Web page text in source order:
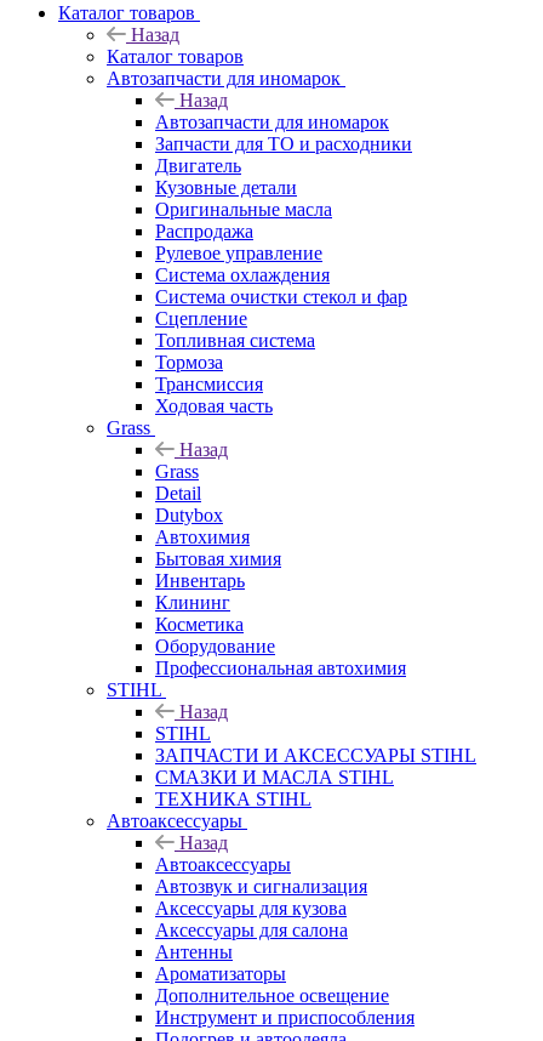
Каталог товаров
Назад
Каталог товаров
Автозапчасти для иномарок
Назад
Автозапчасти для иномарок
Запчасти для ТО и расходники
Двигатель
Кузовные детали
Оригинальные масла
Распродажа
Рулевое управление
Система охлаждения
Система очистки стекол и фар
Сцепление
Топливная система
Тормоза
Трансмиссия
Ходовая часть
Grass
Назад
Grass
Detail
Dutybox
Автохимия
Бытовая химия
Инвентарь
Клининг
Косметика
Оборудование
Профессиональная автохимия
STIHL
Назад
STIHL
ЗАПЧАСТИ И АКСЕССУАРЫ STIHL
СМАЗКИ И МАСЛА STIHL
ТЕХНИКА STIHL
Автоаксессуары
Назад
Автоаксессуары
Автозвук и сигнализация
Аксессуары для кузова
Аксессуары для салона
Антенны
Ароматизаторы
Дополнительное освещение
Инструмент и приспособления